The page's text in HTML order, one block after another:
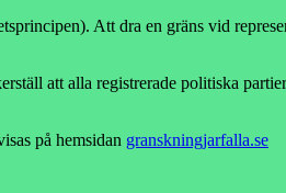
Att dra en gräns vid
att alla registrerade politiska
på hemsidan granskningjarfalla.se